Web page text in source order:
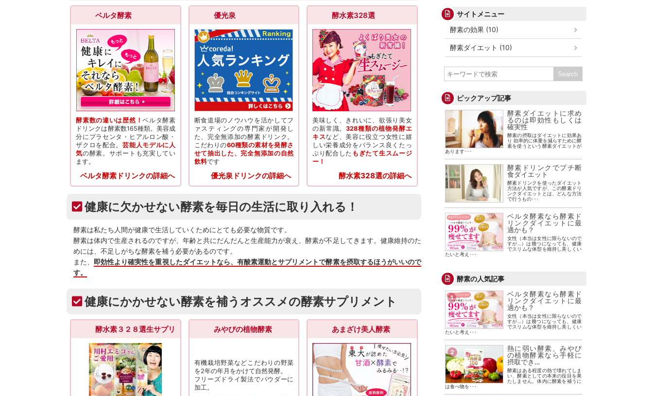
ベルタ酵素
酵素数の違いは歴然！ベルタ酵素
ドリンクは酵素数165種類。美容成
分にプラセンタ・ヒアルロン酸・
ザクロを配合。芸能人モデルに人
気の酵素。サポートも充実してい
ます。
ベルタ酵素ドリンクの詳細へ
優光泉
断食道場のノウハウを活かしてフ
ァスティングの専門家が開発し
た、完全無添加の酵素ドリンク。
こだわりの60種類の素材を発酵さ
せて抽出した、完全無添加の自然
飲料です
優光泉ドリンクの詳細へ
酵水素328選
美味しく、きれいに、欲張り美女
の新常識。328種類の植物発酵エ
キスなど、美容に役立つ女性に嬉
しい栄養成分をバランス良くたっ
ぷり配合した もぎたて生スムージ
ー！
酵水素328選の詳細へ
健康に欠かせない酵素を毎日の生活に取り入れる！
酵素は私たち人間が健康で生活していくためにとても必要な物質です。
酵素は体内で生産されるのですが、年齢と共にだんだんと生産能力が衰え、酵素が不足してきます。健康維持のた
めには、不足しがちな酵素を補う必要があるのです。
また、 即効性より確実性を重視したダイエットなら、有酸素運動とサプリメントで酵素を摂取するほうがいいので
す。
健康にかかせない酵素を補うオススメの酵素サプリメント
酵水素３２８選生サプリ みやびの植物酵素
有機栽培野菜などこだわりの野菜
を2年の年月をかけて自然発酵。
フリーズドライ製法でパウダーに
加工。
あまざけ美人酵素
サイトメニュー
酵素の効果 (10)
酵素ダイエット (10)
ピックアップ記事
酵素ダイエットに求め
るのは即効性もしくは
確実性
酵素の摂取はダイエットに効果あ
り 効率的に体重を減らすために酵
素を使うという酵素ダイエットが
あります･･･
酵素ドリンクでプチ断
食ダイエット
酵素ドリンクを使ったダイエット
方法が人気ですが、この酵素ドリ
ンクダイエットとは、どんな方法
で行うもの･･･
ベルタ酵素なら酵素ド
リンクダイエットに最
適かも？
女性（本当は女性に限らないので
すが…）は幾つになっても、健康
でスリムな体型を維持し美しくい
たいと考え･･･
酵素の人気記事
1
ベルタ酵素なら酵素ド
リンクダイエットに最
適かも？
女性（本当は女性に限らないので
すが…）は幾つになっても、健康
でスリムな体型を維持し美しくい
たいと考え･･･
2
熱に弱い酵素、みやび
の植物酵素なら手軽に
摂取でき…
酵素はある程度の熱で壊れてしま
い、酵素としての本来の役目を果
たしません。体内に酵素を補うに
は食べ物を･･･